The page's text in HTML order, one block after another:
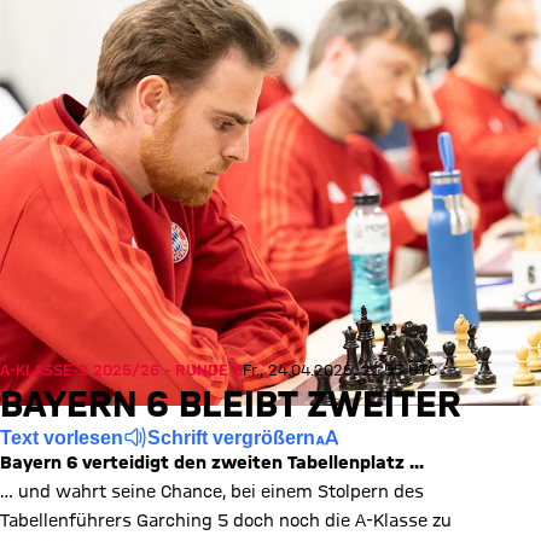
A-KLASSE-2 2025/26 - RUNDE 8Fr., 24.04.2026, 21:55 UTC
BAYERN 6 BLEIBT ZWEITER
Text vorlesen Schrift vergrößern
Bayern 6 verteidigt den zweiten Tabellenplatz ...
… und wahrt seine Chance, bei einem Stolpern des
Tabellenführers Garching 5 doch noch die A-Klasse zu